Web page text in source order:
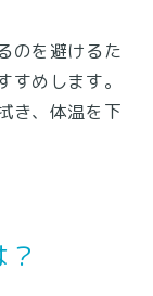
のを避けるた
めします。
き、体温を下